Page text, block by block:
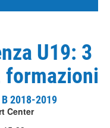
U19: 3
formazioni
2018-2019
Center